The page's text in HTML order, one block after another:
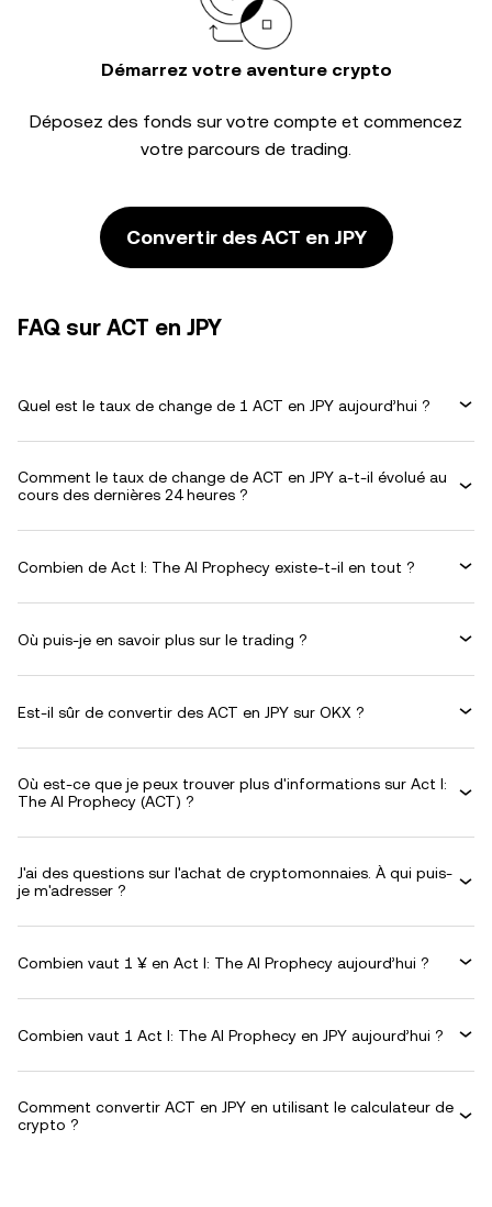
Démarrez votre aventure crypto
Déposez des fonds sur votre compte et commencez
votre parcours de trading.
Convertir des ACT en JPY
FAQ sur ACT en JPY
Quel est le taux de change de 1 ACT en JPY aujourd’hui ?
Comment le taux de change de ACT en JPY a-t-il évolué au
cours des dernières 24 heures ?
Combien de Act I: The AI Prophecy existe-t-il en tout ?
Où puis-je en savoir plus sur le trading ?
Est-il sûr de convertir des ACT en JPY sur OKX ?
Où est-ce que je peux trouver plus d'informations sur Act I:
The AI Prophecy (ACT) ?
J'ai des questions sur l'achat de cryptomonnaies. À qui puis-
je m'adresser ?
Combien vaut 1 ¥ en Act I: The AI Prophecy aujourd’hui ?
Combien vaut 1 Act I: The AI Prophecy en JPY aujourd’hui ?
Comment convertir ACT en JPY en utilisant le calculateur de
crypto ?